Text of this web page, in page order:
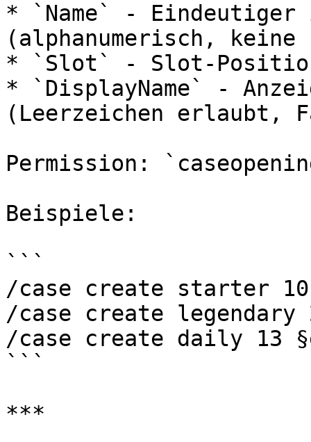
* `Name` - Eindeutiger
(alphanumerisch, keine
* `Slot` - Slot-
* `DisplayName` -
(Leerzeichen erlaubt,
Permission:
Beispiele:
```
/case create starter 10
/case create legendary
/case create daily 13
```
***